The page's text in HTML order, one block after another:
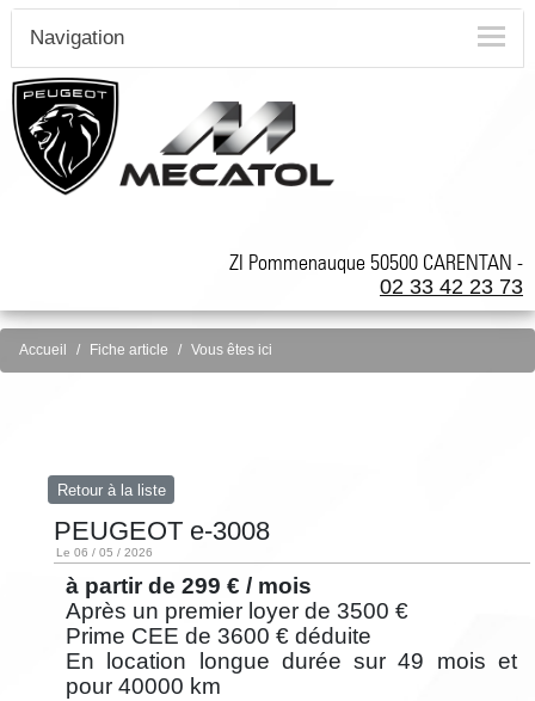
Navigation
ZI Pommenauque 50500 CARENTAN -
02 33 42 23 73
Accueil Fiche article Vous êtes ici
Retour à la liste
PEUGEOT e-3008
Le 06 / 05 / 2026
à partir de 299 € / mois
Après un premier loyer de 3500 €
Prime CEE de 3600 € déduite
En location longue durée sur 49 mois et
pour 40000 km